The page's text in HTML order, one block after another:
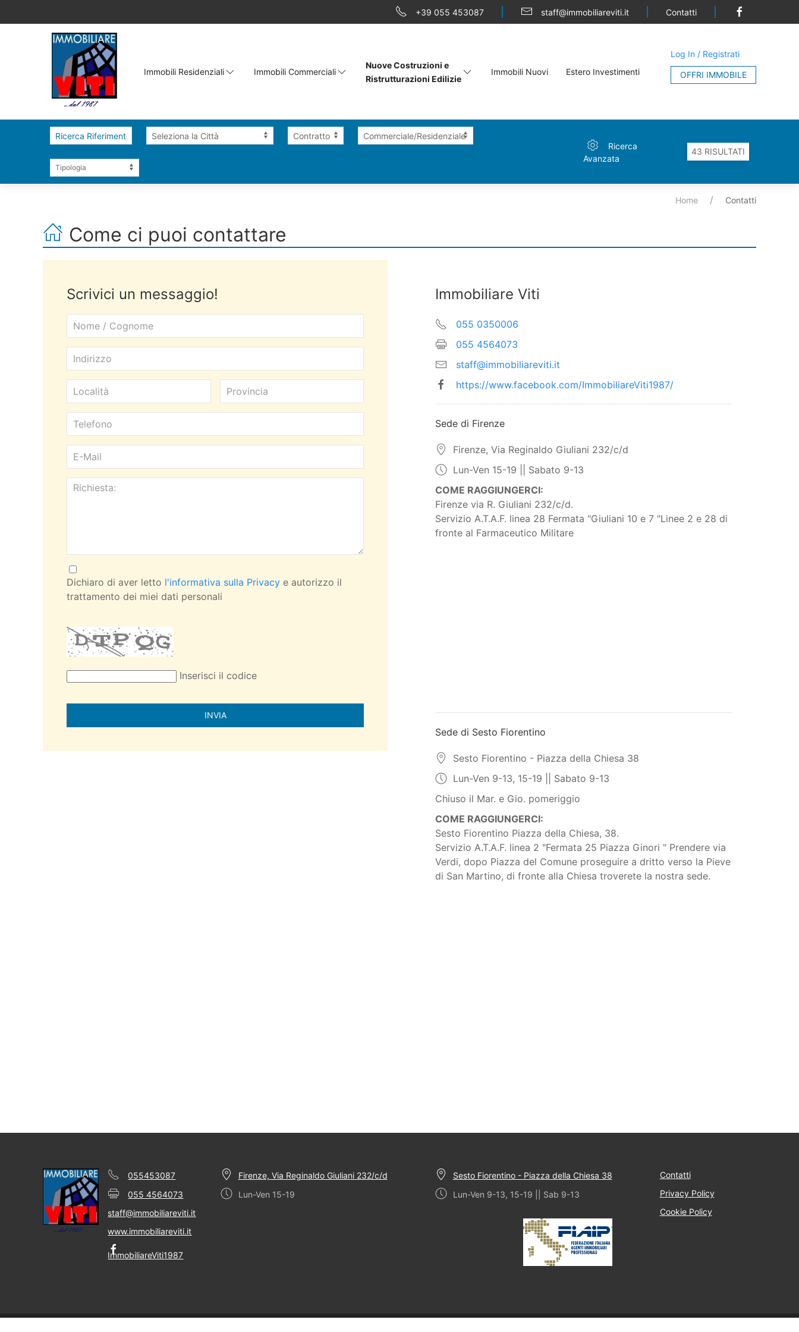
+39 055 453087 staff@immobiliareviti.it Contatti
Immobili Residenziali Immobili Commerciali
Nuove Costruzioni e
Ristrutturazioni Edilizie
Immobili Nuovi Estero Investimenti
Log In / Registrati
OFFRI IMMOBILE
Ricerca
Avanzata
Home Contatti
Come ci puoi contattare
Scrivici un messaggio!
Dichiaro di aver letto l'informativa sulla Privacy e autorizzo il
trattamento dei miei dati personali
Inserisci il codice
Immobiliare Viti
055 0350006
055 4564073
staff@immobiliareviti.it
https://www.facebook.com/ImmobiliareViti1987/
Sede di Firenze
Firenze, Via Reginaldo Giuliani 232/c/d
Lun-Ven 15-19 || Sabato 9-13
COME RAGGIUNGERCI:
Firenze via R. Giuliani 232/c/d.
Servizio A.T.A.F. linea 28 Fermata "Giuliani 10 e 7 "Linee 2 e 28 di
fronte al Farmaceutico Militare
Sede di Sesto Fiorentino
Sesto Fiorentino - Piazza della Chiesa 38
Lun-Ven 9-13, 15-19 || Sabato 9-13
Chiuso il Mar. e Gio. pomeriggio
COME RAGGIUNGERCI:
Sesto Fiorentino Piazza della Chiesa, 38.
Servizio A.T.A.F. linea 2 "Fermata 25 Piazza Ginori " Prendere via
Verdi, dopo Piazza del Comune proseguire a dritto verso la Pieve
di San Martino, di fronte alla Chiesa troverete la nostra sede.
055453087
055 4564073
staff@immobiliareviti.it
www.immobiliareviti.it
ImmobiliareViti1987
Firenze, Via Reginaldo Giuliani 232/c/d
Lun-Ven 15-19
Sesto Fiorentino - Piazza della Chiesa 38
Lun-Ven 9-13, 15-19 || Sab 9-13
Contatti
Privacy Policy
Cookie Policy